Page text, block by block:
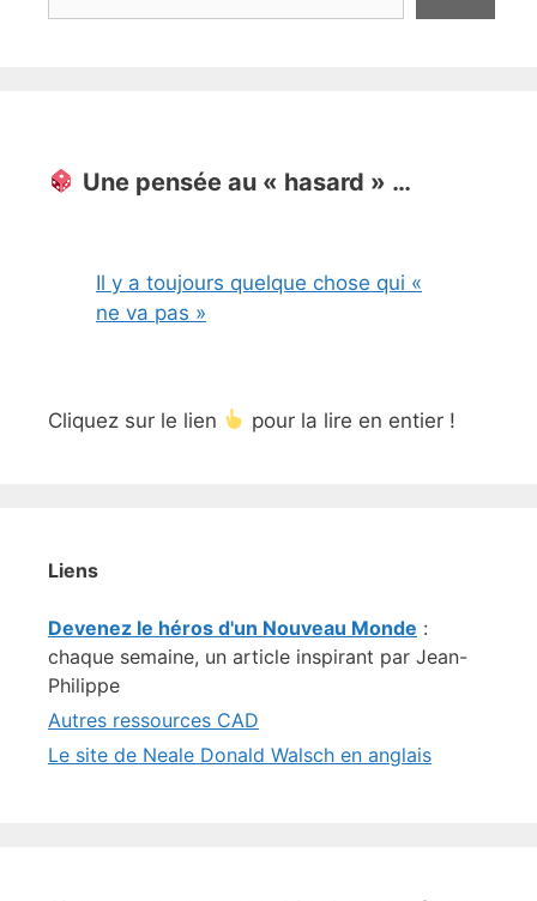
Une pensée au « hasard » …
Il y a toujours quelque chose qui «
ne va pas »
Cliquez sur le lien pour la lire en entier !
Liens
Devenez le héros d'un Nouveau Monde :
chaque semaine, un article inspirant par Jean-
Philippe
Autres ressources CAD
Le site de Neale Donald Walsch en anglais